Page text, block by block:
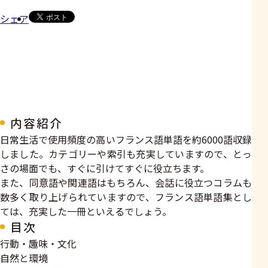
シェア
内容紹介
​日常生活で使用頻度の高いフランス語単語を約6000語収録
しました。カテゴリーや索引も充実していますので、とっ
さの場面でも、すぐに引けてすぐに役立ちます。
また、同意語や関連語はもちろん、会話に役立つコラムも
数多く取り上げられていますので、フランス語単語集とし
ては、充実した一冊といえるでしょう。
目次
行動・趣味・文化
自然と環境